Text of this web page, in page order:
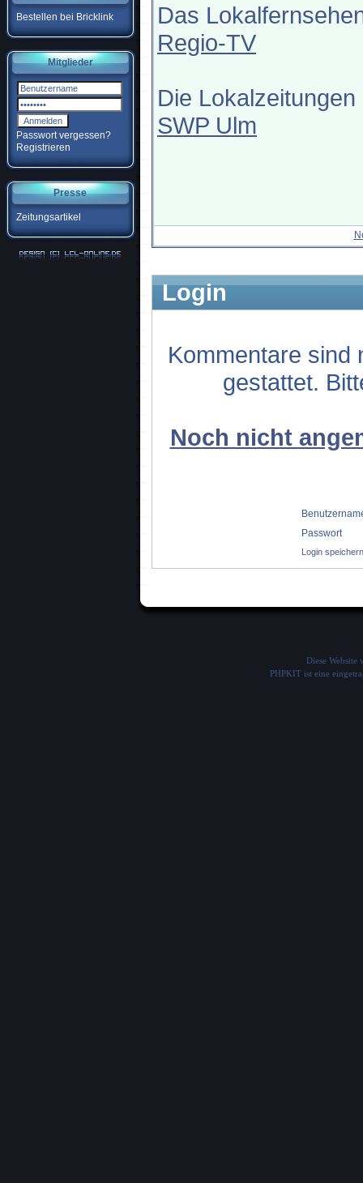
Bestellen bei Bricklink
Mitglieder
Passwort vergessen?
Registrieren
Presse
Zeitungsartikel
Das
Regio-TV
Die
SWP Ulm
Login
Kommentare sind
gestattet.
Noch nicht
Passwort
Login speichern
Diese Website
PHPKIT ist eine